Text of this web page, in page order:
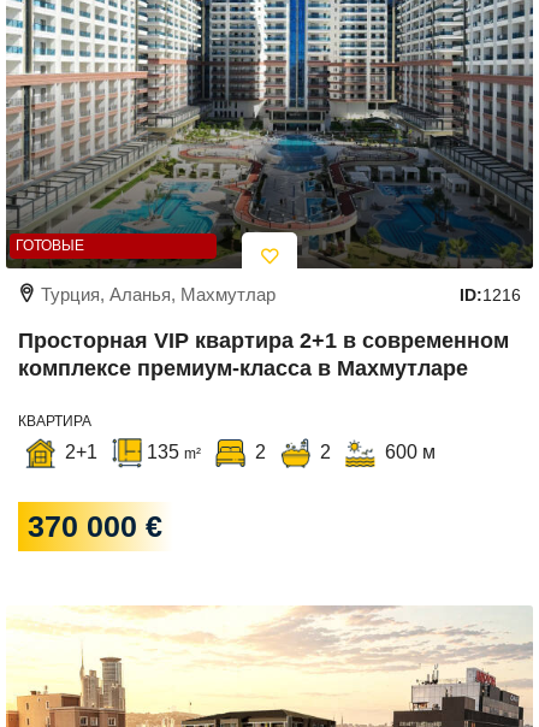
ГОТОВЫЕ
Турция, Аланья, Махмутлар ID:1216
Просторная VIP квартира 2+1 в современном
комплексе премиум-класса в Махмутларе
КВАРТИРА
2+1 135 m² 2 2 600 м
370 000 €